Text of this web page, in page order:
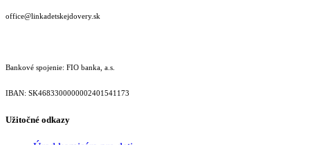
office@linkadetskejdovery.sk
Bankové spojenie: FIO banka, a.s.
IBAN: SK46833000000­02401541173
Užitočné odkazy